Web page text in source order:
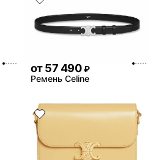
от57 490 ₽
Ремень Celine